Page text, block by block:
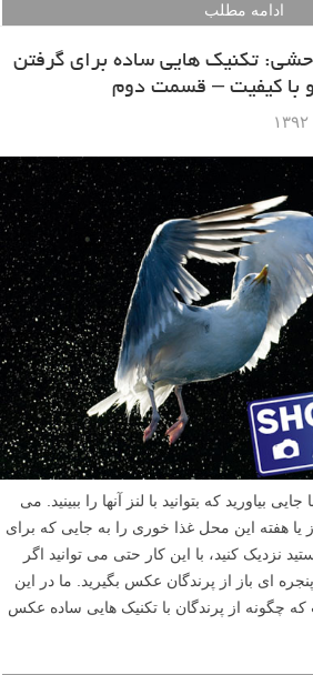
ادامه مطلب
تکنیک هایی ساده برای گرفتن
با کیفیت – قسمت دوم
بیاورید که بتوانید با لنز آنها را ببینید. می
یا هفته این محل غذا خوری را به جایی که برای
نزدیک کنید، با این کار حتی می توانید اگر
ای باز از پرندگان عکس بگیرید. ما در این
چگونه از پرندگان با تکنیک هایی ساده عکس